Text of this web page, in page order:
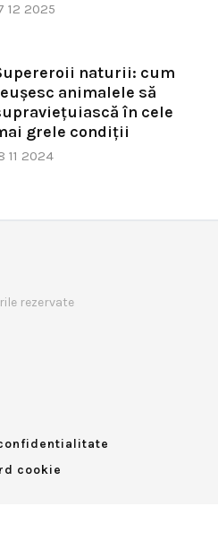
12 2025
naturii: cum
animalele să
în cele
grele condiții
11 2024
rezervate
cookie